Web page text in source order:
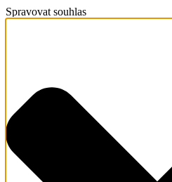
Spravovat souhlas